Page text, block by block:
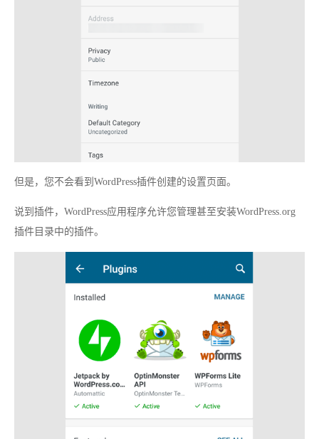
但是，您不会看到WordPress插件创建的设置页面。
说到插件，WordPress应用程序允许您管理甚至安装WordPress.org
插件目录中的插件。